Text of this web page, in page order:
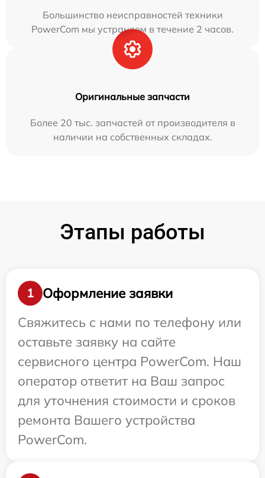
Большинство неисправностей техники
PowerCom мы устраняем в течение 2 часов.
Оригинальные запчасти
Более 20 тыс. запчастей от производителя в
наличии на собственных складах.
Этапы работы
1
Оформление заявки
Свяжитесь с нами по телефону или
оставьте заявку на сайте
сервисного центра PowerCom. Наш
оператор ответит на Ваш запрос
для уточнения стоимости и сроков
ремонта Вашего устройства
PowerCom.